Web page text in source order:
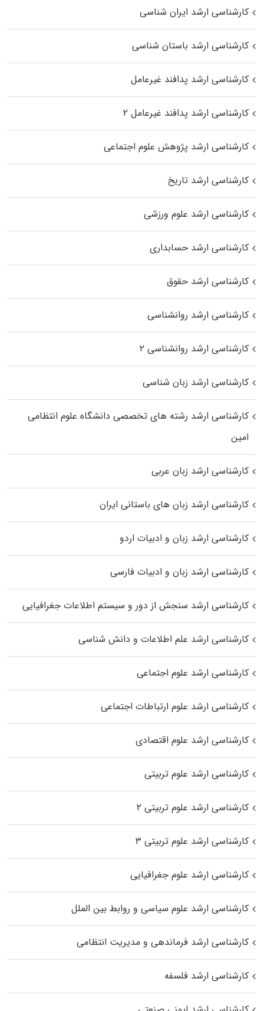
کارشناسی ارشد ایران شناسی
کارشناسی ارشد باستان شناسی
کارشناسی ارشد پدافند غیرعامل
کارشناسی ارشد پدافند غیرعامل ۲
کارشناسی ارشد پژوهش علوم اجتماعی
کارشناسی ارشد تاریخ
کارشناسی ارشد علوم ورزشی
کارشناسی ارشد حسابداری
کارشناسی ارشد حقوق
کارشناسی ارشد روانشناسی
کارشناسی ارشد روانشناسی ۲
کارشناسی ارشد زبان شناسی
کارشناسی ارشد رﺷﺘﻪ ﻫﺎی تخصصی داﻧﺸﮕﺎه ﻋﻠﻮم انتظامی
اﻣﻴﻦ
کارشناسی ارشد زبان عربی
کارشناسی ارشد زبان‌ های باستانی ایران
کارشناسی ارشد زبان و ادبیات اردو
کارشناسی ارشد زبان و ادبیات فارسی
کارشناسی ارشد سنجش از دور و سیستم اطلاعات جغرافیایی
کارشناسی ارشد علم اطلاعات و دانش شناسی
کارشناسی ارشد علوم اجتماعی
کارشناسی ارشد علوم ارتباطات اجتماعی
کارشناسی ارشد علوم اقتصادی
کارشناسی ارشد علوم تربیتی
کارشناسی ارشد علوم تربیتی ۲
کارشناسی ارشد علوم تربیتی ۳
کارشناسی ارشد علوم جغرافیایی
کارشناسی ارشد علوم سیاسی و روابط بین الملل
کارشناسی ارشد فرماندهی و مدیریت انتظامی
کارشناسی ارشد فلسفه